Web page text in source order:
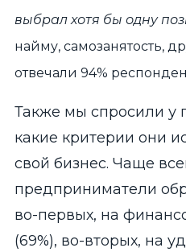
выбрал хотя бы одну
найму, самозанятость,
отвечали 94%
Также мы спросили у
какие критерии они
свой бизнес. Чаще
предприниматели
во-первых, на
(69%), во-вторых, на